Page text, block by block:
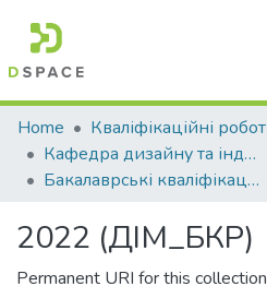
Communities & Collections
All of DSpace
Home
Кафедра дизайну та індустрії моди (ДІМ)
Бакалаврські кваліфікаційні роботи
2022 (ДІМ_БКР)
Permanent URI for this collection